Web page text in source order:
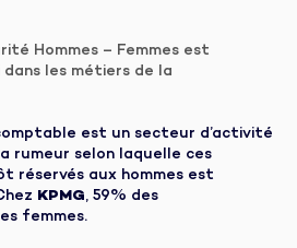
Hommes – Femmes est
les métiers de la
est un secteur d’activité
rumeur selon laquelle ces
réservés aux hommes est
KPMG, 59% des
femmes.